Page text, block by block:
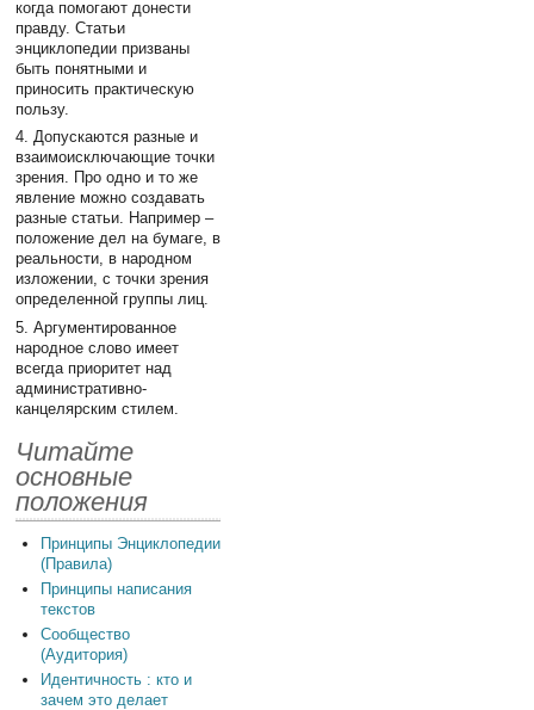
когда помогают донести
правду. Статьи
энциклопедии призваны
быть понятными и
приносить практическую
пользу.
4. Допускаются разные и
взаимоисключающие точки
зрения. Про одно и то же
явление можно создавать
разные статьи. Например –
положение дел на бумаге, в
реальности, в народном
изложении, с точки зрения
определенной группы лиц.
5. Аргументированное
народное слово имеет
всегда приоритет над
административно-
канцелярским стилем.
Читайте
основные
положения
Принципы Энциклопедии
(Правила)
Принципы написания
текстов
Сообщество
(Аудитория)
Идентичность : кто и
зачем это делает